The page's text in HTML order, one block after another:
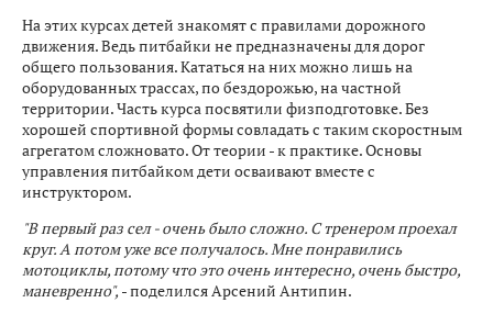
На этих курсах детей знакомят с правилами дорожного
движения. Ведь питбайки не предназначены для дорог
общего пользования. Кататься на них можно лишь на
оборудованных трассах, по бездорожью, на частной
территории. Часть курса посвятили физподготовке. Без
хорошей спортивной формы совладать с таким скоростным
агрегатом сложновато. От теории - к практике. Основы
управления питбайком дети осваивают вместе с
инструктором.
"В первый раз сел - очень было сложно. С тренером проехал
круг. А потом уже все получалось. Мне понравились
мотоциклы, потому что это очень интересно, очень быстро,
маневренно", - поделился Арсений Антипин.